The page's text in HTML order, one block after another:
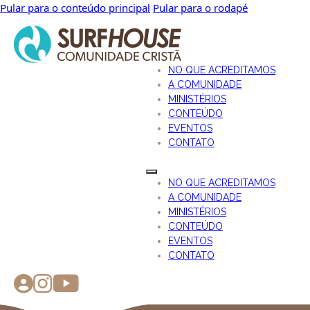
Pular para o conteúdo principal Pular para o rodapé
NO QUE ACREDITAMOS
A COMUNIDADE
MINISTÉRIOS
CONTEÚDO
EVENTOS
CONTATO
NO QUE ACREDITAMOS
A COMUNIDADE
MINISTÉRIOS
CONTEÚDO
EVENTOS
CONTATO